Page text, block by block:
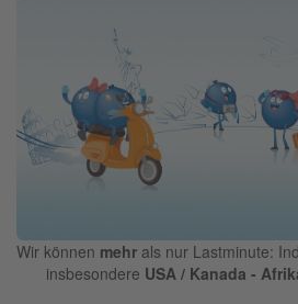
Wir können mehr als nur Lastminute:
insbesondere USA / Kanada -